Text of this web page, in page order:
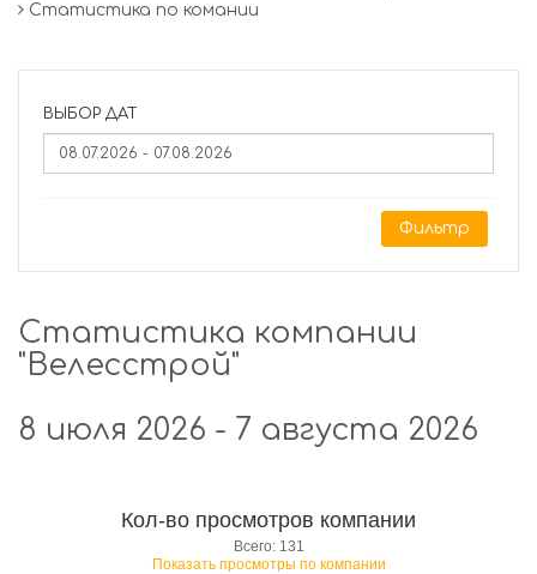
Статистика по комании
ВЫБОР ДАТ
Фильтр
Статистика компании
"Велесстрой"
8 июля 2026 - 7 августа 2026
Кол-во просмотров компании
Всего: 131
Показать просмотры по компании